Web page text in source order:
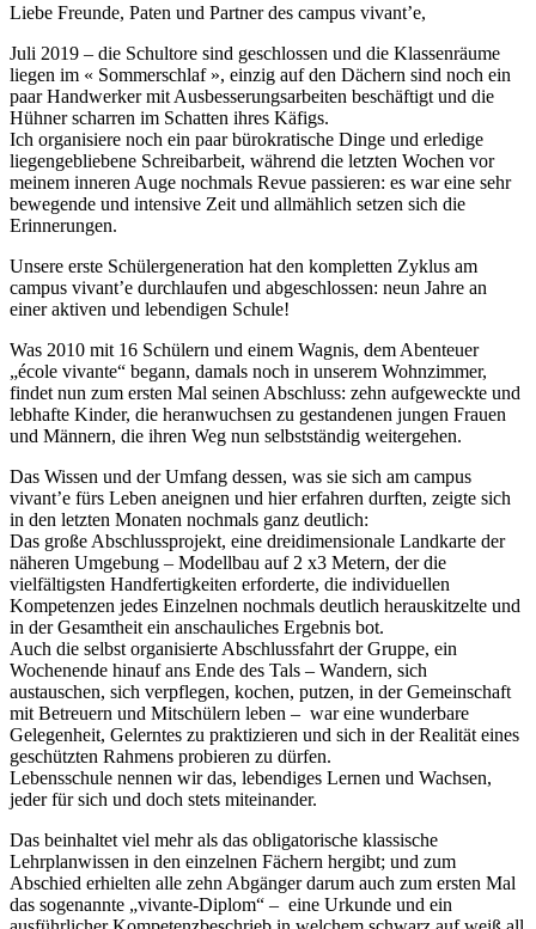
Liebe Freunde, Paten und Partner des campus vivant’e,
Juli 2019 – die Schultore sind geschlossen und die Klassenräume
liegen im « Sommerschlaf », einzig auf den Dächern sind noch ein
paar Handwerker mit Ausbesserungsarbeiten beschäftigt und die
Hühner scharren im Schatten ihres Käfigs.
Ich organisiere noch ein paar bürokratische Dinge und erledige
liegengebliebene Schreibarbeit, während die letzten Wochen vor
meinem inneren Auge nochmals Revue passieren: es war eine sehr
bewegende und intensive Zeit und allmählich setzen sich die
Erinnerungen.
Unsere erste Schülergeneration hat den kompletten Zyklus am
campus vivant’e durchlaufen und abgeschlossen: neun Jahre an
einer aktiven und lebendigen Schule!
Was 2010 mit 16 Schülern und einem Wagnis, dem Abenteuer
„école vivante“ begann, damals noch in unserem Wohnzimmer,
findet nun zum ersten Mal seinen Abschluss: zehn aufgeweckte und
lebhafte Kinder, die heranwuchsen zu gestandenen jungen Frauen
und Männern, die ihren Weg nun selbstständig weitergehen.
Das Wissen und der Umfang dessen, was sie sich am campus
vivant’e fürs Leben aneignen und hier erfahren durften, zeigte sich
in den letzten Monaten nochmals ganz deutlich:
Das große Abschlussprojekt, eine dreidimensionale Landkarte der
näheren Umgebung – Modellbau auf 2 x3 Metern, der die
vielfältigsten Handfertigkeiten erforderte, die individuellen
Kompetenzen jedes Einzelnen nochmals deutlich herauskitzelte und
in der Gesamtheit ein anschauliches Ergebnis bot.
Auch die selbst organisierte Abschlussfahrt der Gruppe, ein
Wochenende hinauf ans Ende des Tals – Wandern, sich
austauschen, sich verpflegen, kochen, putzen, in der Gemeinschaft
mit Betreuern und Mitschülern leben – war eine wunderbare
Gelegenheit, Gelerntes zu praktizieren und sich in der Realität eines
geschützten Rahmens probieren zu dürfen.
Lebensschule nennen wir das, lebendiges Lernen und Wachsen,
jeder für sich und doch stets miteinander.
Das beinhaltet viel mehr als das obligatorische klassische
Lehrplanwissen in den einzelnen Fächern hergibt; und zum
Abschied erhielten alle zehn Abgänger darum auch zum ersten Mal
das sogenannte „vivante-Diplom“ – eine Urkunde und ein